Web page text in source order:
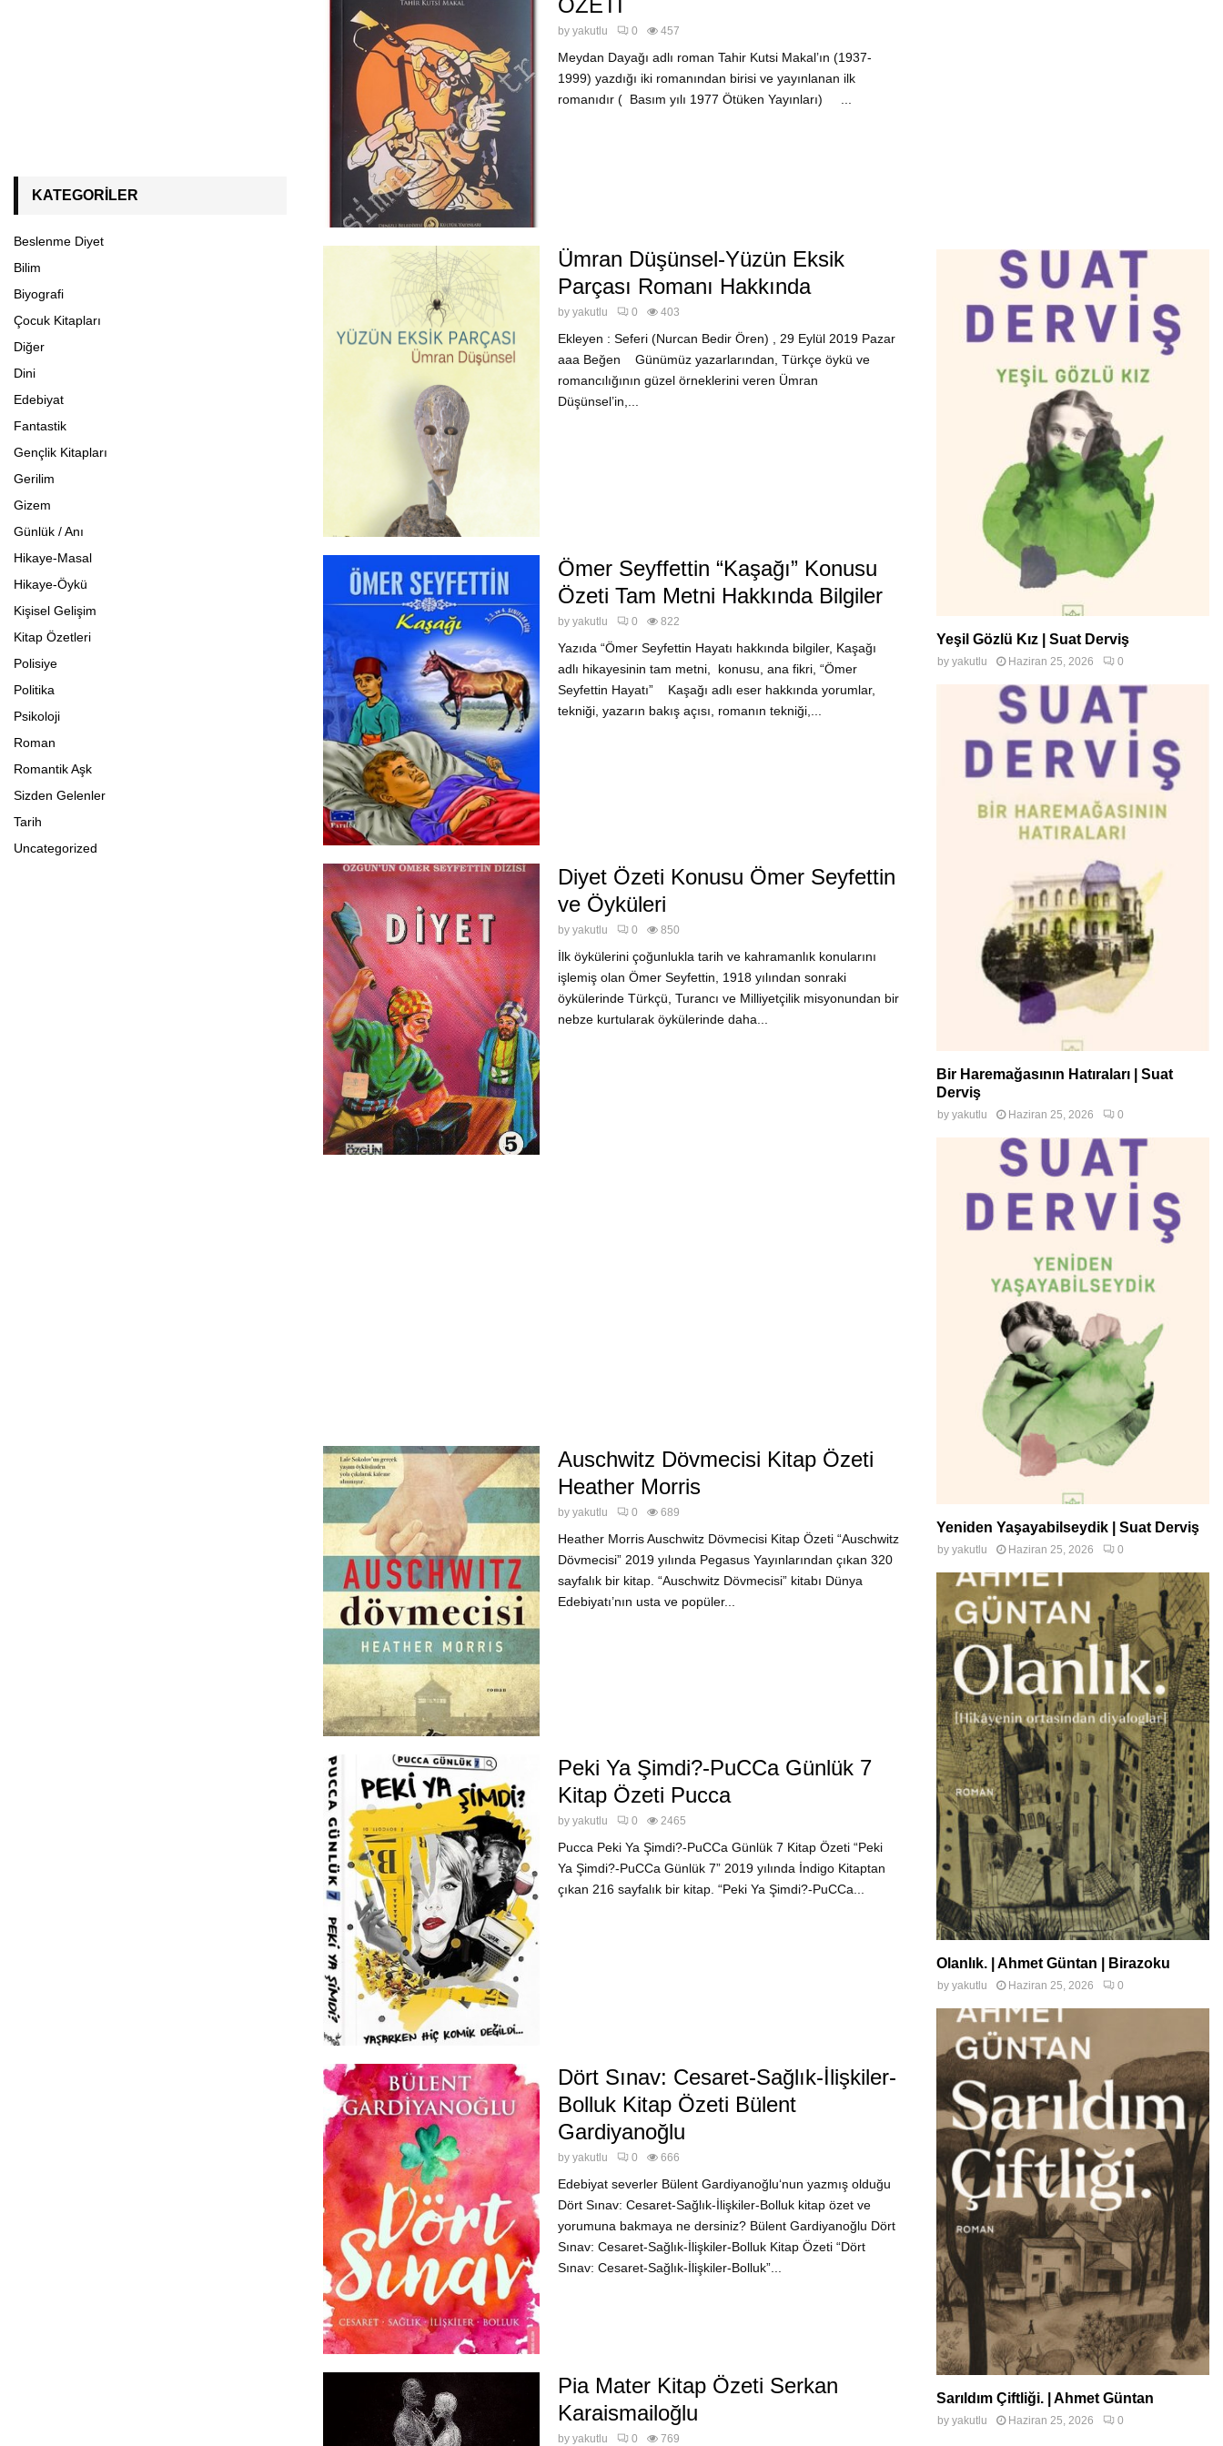
ÖZETİ
by yakutlu 0 457
Meydan Dayağı adlı roman Tahir Kutsi Makal’ın (1937-
1999) yazdığı iki romanından birisi ve yayınlanan ilk
romanıdır ( Basım yılı 1977 Ötüken Yayınları) ...
Ümran Düşünsel-Yüzün Eksik
Parçası Romanı Hakkında
by yakutlu 0 403
Ekleyen : Seferi (Nurcan Bedir Ören) , 29 Eylül 2019 Pazar
aaa Beğen Günümüz yazarlarından, Türkçe öykü ve
romancılığının güzel örneklerini veren Ümran
Düşünsel’in,...
Ömer Seyffettin “Kaşağı” Konusu
Özeti Tam Metni Hakkında Bilgiler
by yakutlu 0 822
Yazıda “Ömer Seyfettin Hayatı hakkında bilgiler, Kaşağı
adlı hikayesinin tam metni, konusu, ana fikri, “Ömer
Seyfettin Hayatı” Kaşağı adlı eser hakkında yorumlar,
tekniği, yazarın bakış açısı, romanın tekniği,...
Diyet Özeti Konusu Ömer Seyfettin
ve Öyküleri
by yakutlu 0 850
İlk öykülerini çoğunlukla tarih ve kahramanlık konularını
işlemiş olan Ömer Seyfettin, 1918 yılından sonraki
öykülerinde Türkçü, Turancı ve Milliyetçilik misyonundan bir
nebze kurtularak öykülerinde daha...
Auschwitz Dövmecisi Kitap Özeti
Heather Morris
by yakutlu 0 689
Heather Morris Auschwitz Dövmecisi Kitap Özeti “Auschwitz
Dövmecisi” 2019 yılında Pegasus Yayınlarından çıkan 320
sayfalık bir kitap. “Auschwitz Dövmecisi” kitabı Dünya
Edebiyatı’nın usta ve popüler...
Peki Ya Şimdi?-PuCCa Günlük 7
Kitap Özeti Pucca
by yakutlu 0 2465
Pucca Peki Ya Şimdi?-PuCCa Günlük 7 Kitap Özeti “Peki
Ya Şimdi?-PuCCa Günlük 7” 2019 yılında İndigo Kitaptan
çıkan 216 sayfalık bir kitap. “Peki Ya Şimdi?-PuCCa...
Dört Sınav: Cesaret-Sağlık-İlişkiler-
Bolluk Kitap Özeti Bülent
Gardiyanoğlu
by yakutlu 0 666
Edebiyat severler Bülent Gardiyanoğlu‘nun yazmış olduğu
Dört Sınav: Cesaret-Sağlık-İlişkiler-Bolluk kitap özet ve
yorumuna bakmaya ne dersiniz? Bülent Gardiyanoğlu Dört
Sınav: Cesaret-Sağlık-İlişkiler-Bolluk Kitap Özeti “Dört
Sınav: Cesaret-Sağlık-İlişkiler-Bolluk”...
Pia Mater Kitap Özeti Serkan
Karaismailoğlu
by yakutlu 0 769
KATEGORILER
Beslenme Diyet
Bilim
Biyografi
Çocuk Kitapları
Diğer
Dini
Edebiyat
Fantastik
Gençlik Kitapları
Gerilim
Gizem
Günlük / Anı
Hikaye-Masal
Hikaye-Öykü
Kişisel Gelişim
Kitap Özetleri
Polisiye
Politika
Psikoloji
Roman
Romantik Aşk
Sizden Gelenler
Tarih
Uncategorized
Yeşil Gözlü Kız | Suat Derviş
by yakutlu Haziran 25, 2026 0
Bir Haremağasının Hatıraları | Suat
Derviş
by yakutlu Haziran 25, 2026 0
Yeniden Yaşayabilseydik | Suat Derviş
by yakutlu Haziran 25, 2026 0
Olanlık. | Ahmet Güntan | Birazoku
by yakutlu Haziran 25, 2026 0
Sarıldım Çiftliği. | Ahmet Güntan
by yakutlu Haziran 25, 2026 0